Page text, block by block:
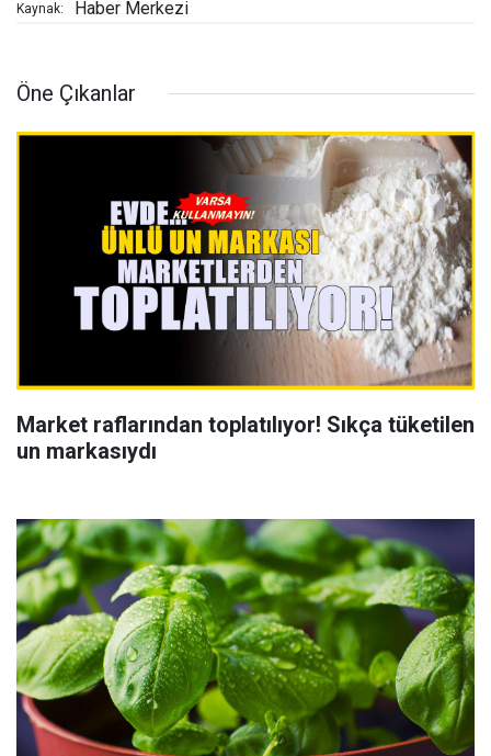
Kaynak: Haber Merkezi
Öne Çıkanlar
Market raflarından toplatılıyor! Sıkça tüketilen
un markasıydı